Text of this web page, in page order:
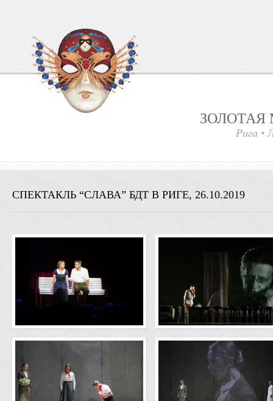
ЗОЛОТАЯ
Рига •
СПЕКТАКЛЬ “СЛАВА” БДТ В РИГЕ, 26.10.2019